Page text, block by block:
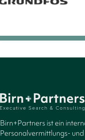
Birn+Partners ist ein
Personalvermittlungs- und